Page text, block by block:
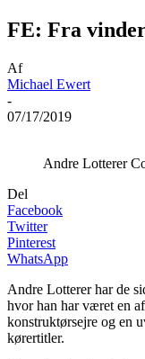
FE: Fra
Af
Michael Ewert
-
07/17/2019
Andre Lotterer
Del
Facebook
Twitter
Pinterest
WhatsApp
Andre Lotterer har de
hvor han har været en
konstruktørsejre og en
kørertitler.